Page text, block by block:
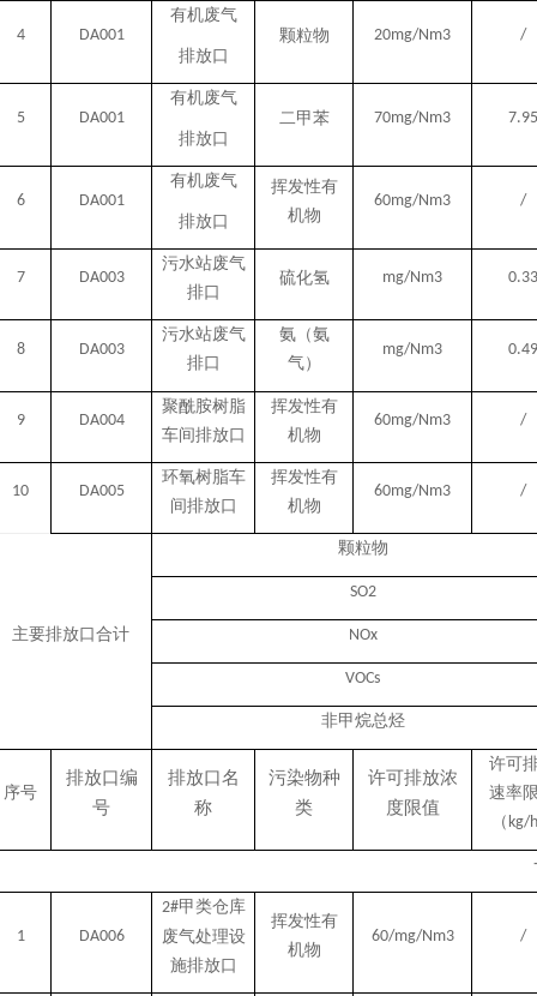
4 DA001
有机废气
排放口
颗粒物 20mg/Nm3 /
5 DA001
有机废气
排放口
二甲苯 70mg/Nm3 7.95
6 DA001
有机废气
排放口
挥发性有
机物
60mg/Nm3 /
7 DA003
污水站废气
排口
硫化氢 mg/Nm3 0.33
8 DA003
污水站废气
排口
氨（氨
气）
mg/Nm3 0.49
9 DA004
聚酰胺树脂
车间排放口
挥发性有
机物
60mg/Nm3 /
10 DA005
环氧树脂车
间排放口
挥发性有
机物
60mg/Nm3 /
主要排放口合计
颗粒物
SO2
NOx
VOCs
非甲烷总烃
序号
排放口编
号
排放口名
称
污染物种
类
许可排放浓
度限值
许可
速率
（ kg/h
1 DA006
2#甲类仓库
废气处理设
施排放口
挥发性有
机物
60/mg/Nm3 /